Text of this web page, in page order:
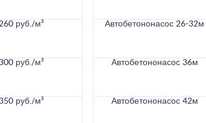
руб./м³
руб./м³
руб./м³
Автобетононасос 26-32м
Автобетононасос 36м
Автобетононасос 42м